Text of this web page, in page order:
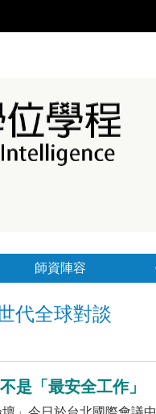
師資陣容
代全球對談
是「最安全工作」